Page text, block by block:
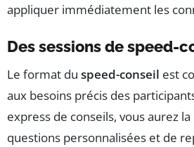
appliquer immédiatement les
Des sessions de speed-
Le format du speed-conseil est
aux besoins précis des
express de conseils, vous aurez
questions personnalisées et de